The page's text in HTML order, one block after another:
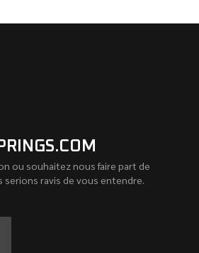
ou souhaitez nous faire part de
serions ravis de vous entendre.